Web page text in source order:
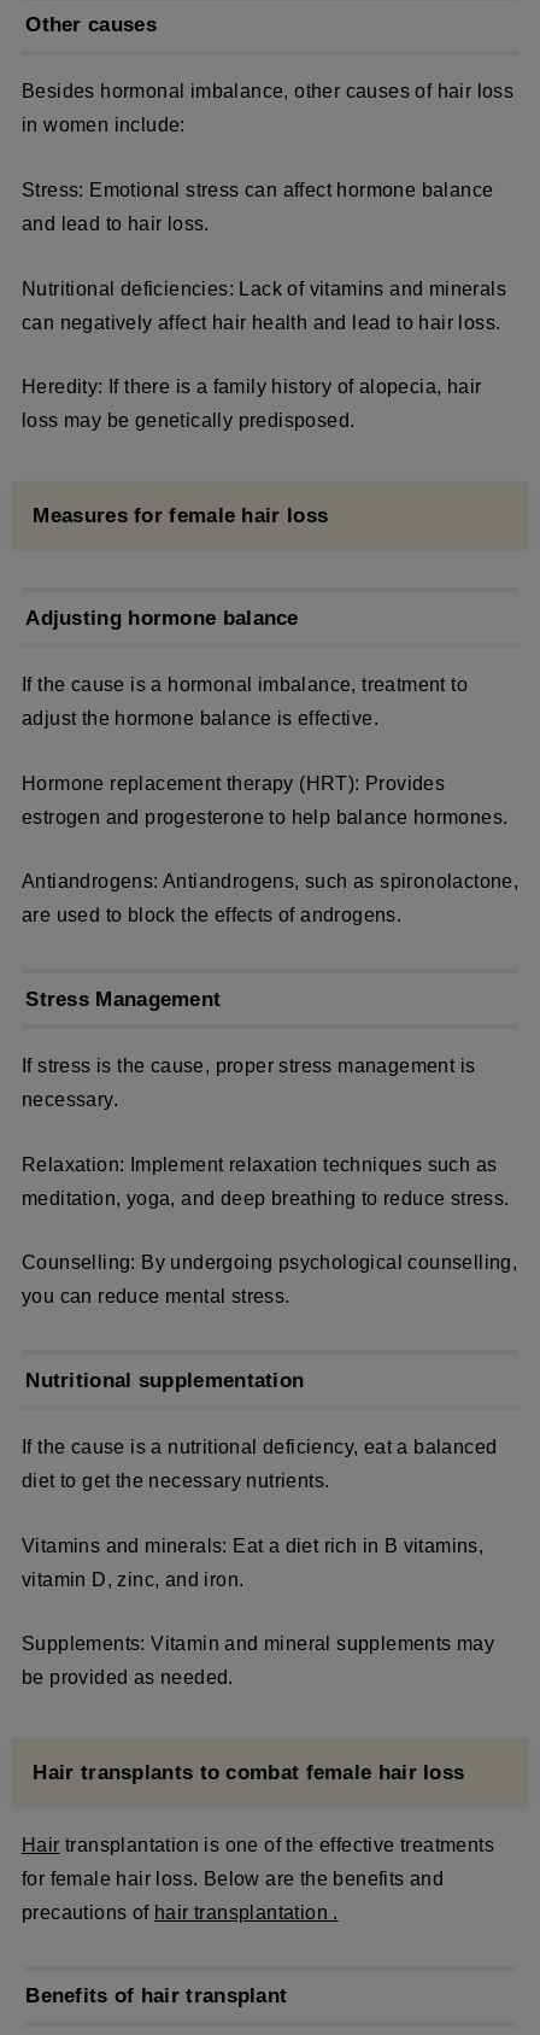
Other causes
Besides hormonal imbalance, other causes of hair loss
in women include:
Stress: Emotional stress can affect hormone balance
and lead to hair loss.
Nutritional deficiencies: Lack of vitamins and minerals
can negatively affect hair health and lead to hair loss.
Heredity: If there is a family history of alopecia, hair
loss may be genetically predisposed.
Measures for female hair loss
Adjusting hormone balance
If the cause is a hormonal imbalance, treatment to
adjust the hormone balance is effective.
Hormone replacement therapy (HRT): Provides
estrogen and progesterone to help balance hormones.
Antiandrogens: Antiandrogens, such as spironolactone,
are used to block the effects of androgens.
Stress Management
If stress is the cause, proper stress management is
necessary.
Relaxation: Implement relaxation techniques such as
meditation, yoga, and deep breathing to reduce stress.
Counselling: By undergoing psychological counselling,
you can reduce mental stress.
Nutritional supplementation
If the cause is a nutritional deficiency, eat a balanced
diet to get the necessary nutrients.
Vitamins and minerals: Eat a diet rich in B vitamins,
vitamin D, zinc, and iron.
Supplements: Vitamin and mineral supplements may
be provided as needed.
Hair transplants to combat female hair loss
Hair transplantation is one of the effective treatments
for female hair loss. Below are the benefits and
precautions of hair transplantation .
Benefits of hair transplant